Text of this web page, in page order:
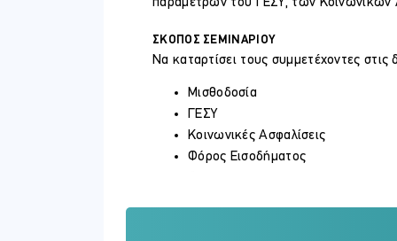
παραμέτρων του ΓΕΣΥ, των
ΣΚΟΠΟΣ ΣΕΜΙΝΑΡΙΟΥ
Να καταρτίσει τους συμμετέχοντες στις
Μισθοδοσία
ΓΕΣΥ
Κοινωνικές Ασφαλίσεις
Φόρος Εισοδήματος
ΣΕ ΠΟΙΟΥΣ ΑΠΕΥΘΥΝΕΤΑΙ
Το συγκεκριμένο πρόγραμμα